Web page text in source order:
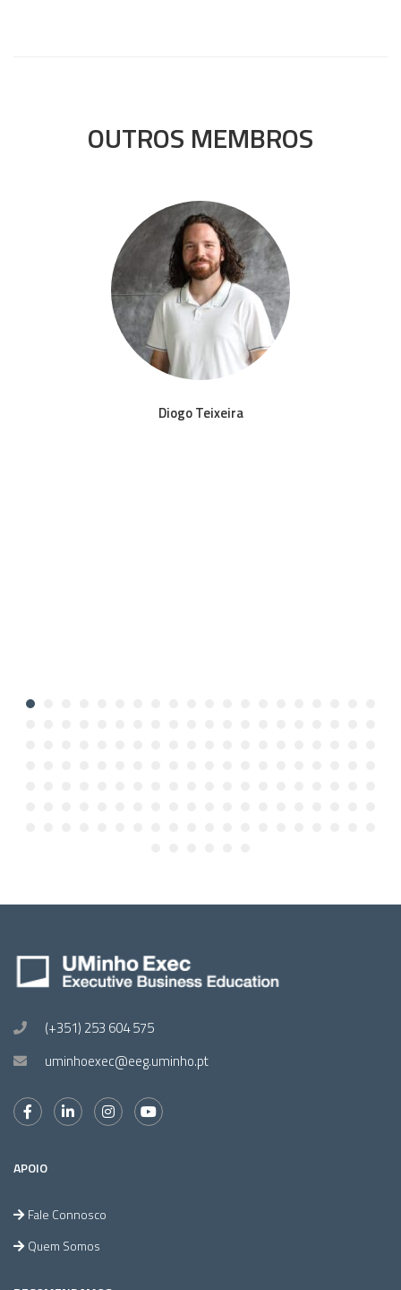
OUTROS MEMBROS
Diogo Teixeira
(+351) 253 604 575
uminhoexec@eeg.uminho.pt
APOIO
Fale Connosco
Quem Somos